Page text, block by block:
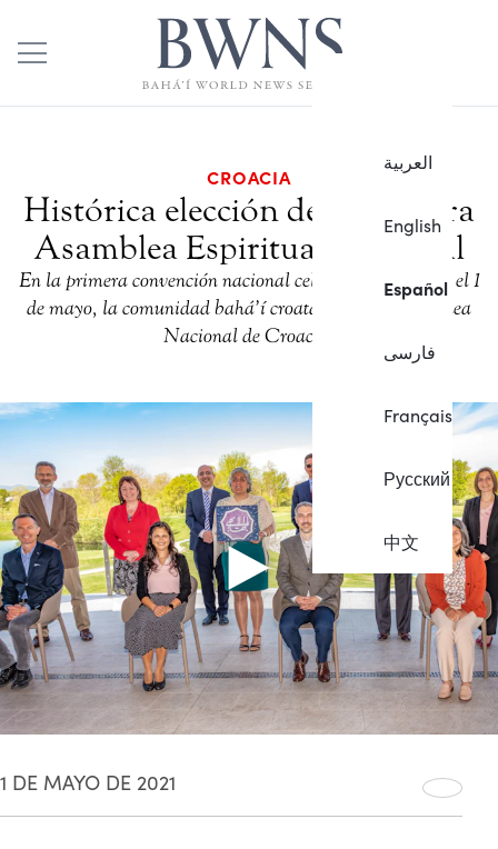
العربية
English
Español
فارسی
Français
Русский
中文
CROACIA
Histórica elección de la primera
Asamblea Espiritual Nacional
En la primera convención nacional celebrada en Zagreb el 1
de mayo, la comunidad bahá’í croata eligió la Asamblea
Nacional de Croacia.
1 DE MAYO DE 2021